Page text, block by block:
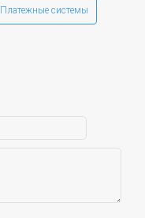
Платежные системы